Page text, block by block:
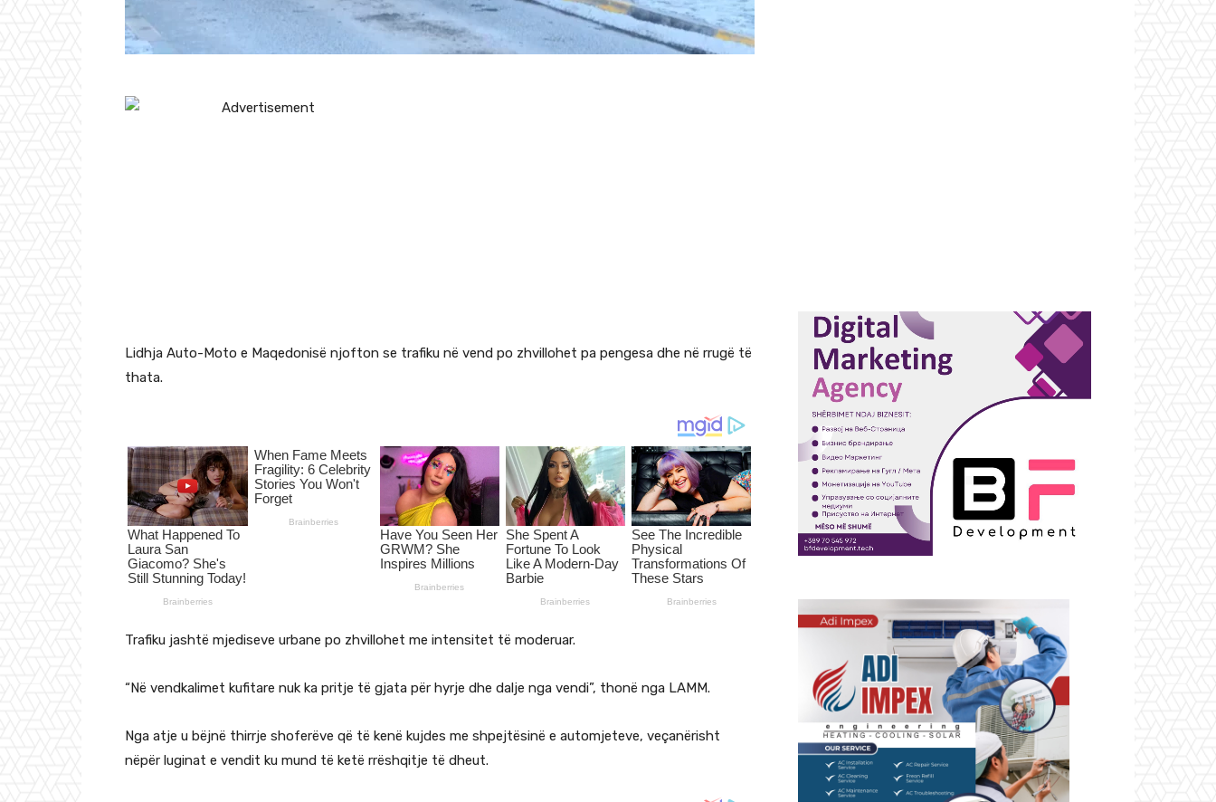
Lidhja Auto-Moto e Maqedonisë njofton se trafiku në vend po zhvillohet pa pengesa dhe në rrugë të
thata.
Trafiku jashtë mjediseve urbane po zhvillohet me intensitet të moderuar.
“Në vendkalimet kufitare nuk ka pritje të gjata për hyrje dhe dalje nga vendi”, thonë nga LAMM.
Nga atje u bëjnë thirrje shoferëve që të kenë kujdes me shpejtësinë e automjeteve, veçanërisht
nëpër luginat e vendit ku mund të ketë rrëshqitje të dheut.